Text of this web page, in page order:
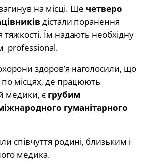
на місці. Ще четверо
дістали поранення
тяжкості. Їм надають необхідну
здоров’я наголосили, що
по місцях, де працюють
медики, є грубим
гуманітарного
співчуття родині, близьким і
медика.